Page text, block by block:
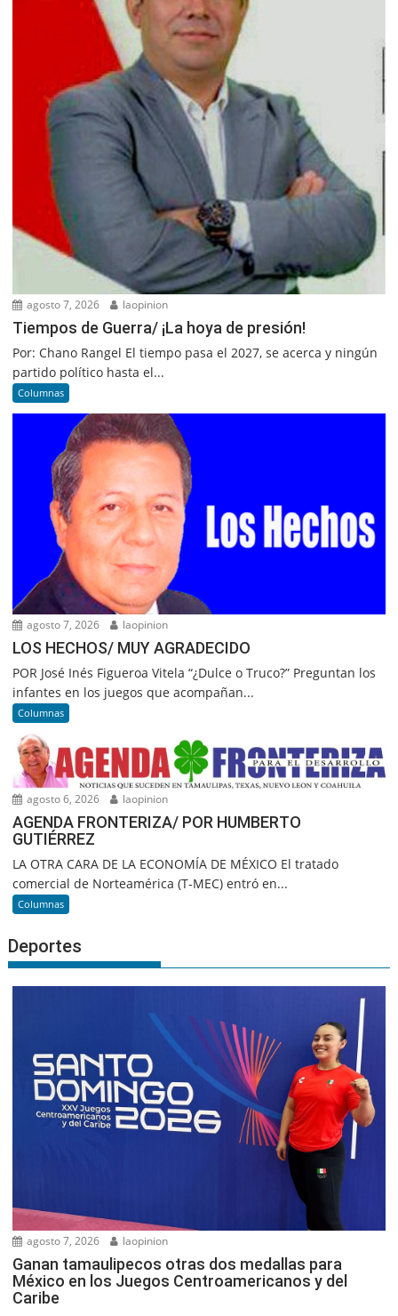
agosto 7, 2026 laopinion
Tiempos de Guerra/ ¡La hoya de presión!
Por: Chano Rangel El tiempo pasa el 2027, se acerca y ningún
partido político hasta el...
Columnas
agosto 7, 2026 laopinion
LOS HECHOS/ MUY AGRADECIDO
POR José Inés Figueroa Vitela “¿Dulce o Truco?” Preguntan los
infantes en los juegos que acompañan...
Columnas
agosto 6, 2026 laopinion
AGENDA FRONTERIZA/ POR HUMBERTO
GUTIÉRREZ
LA OTRA CARA DE LA ECONOMÍA DE MÉXICO El tratado
comercial de Norteamérica (T-MEC) entró en...
Columnas
Deportes
agosto 7, 2026 laopinion
Ganan tamaulipecos otras dos medallas para
México en los Juegos Centroamericanos y del
Caribe